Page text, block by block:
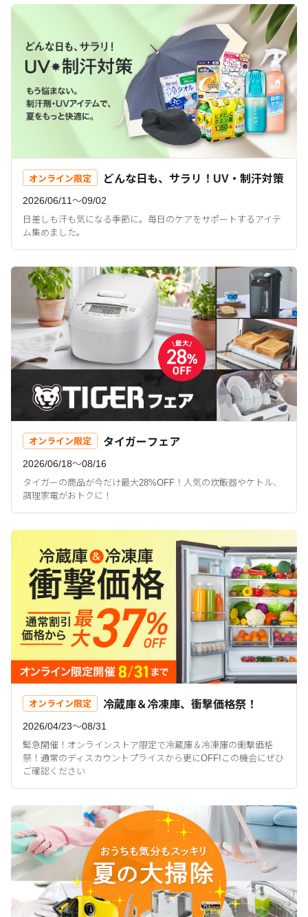
オンライン限定 どんな日も、サラリ！UV・制汗対策
2026/06/11〜09/02
日差しも汗も気になる季節に。毎日のケアをサポートするアイテ
ム集めました。
オンライン限定 タイガーフェア
2026/06/18〜08/16
タイガーの商品が今だけ最大28%OFF！人気の炊飯器やケトル、
調理家電がおトクに！
オンライン限定 冷蔵庫＆冷凍庫、衝撃価格祭！
2026/04/23〜08/31
緊急開催！オンラインストア限定で冷蔵庫＆冷凍庫の衝撃価格
祭！通常のディスカウントプライスから更にOFF!この機会にぜひ
ご確認ください